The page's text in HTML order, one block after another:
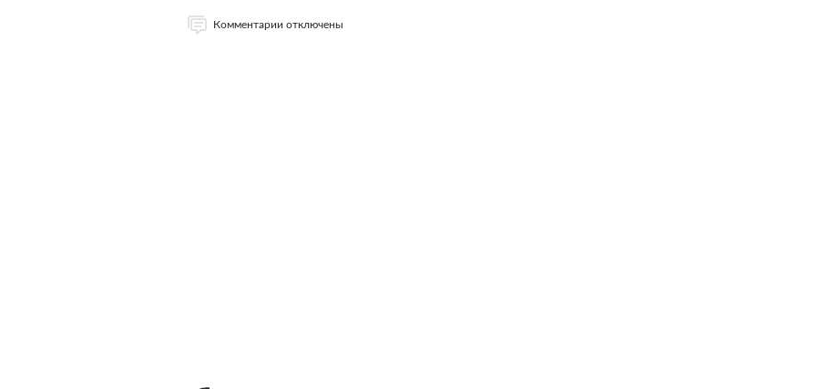
Комментарии отключены